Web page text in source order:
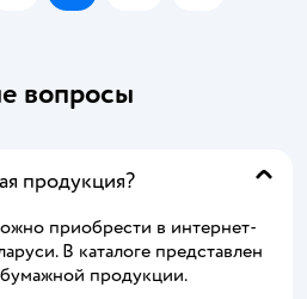
вопросы
продукция?
приобрести в интернет-
В каталоге представлен
продукции.